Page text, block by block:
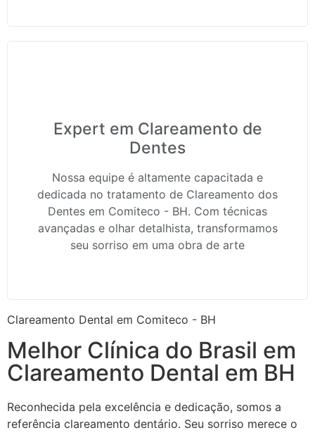
Expert em Clareamento de
Dentes
Nossa equipe é altamente capacitada e
dedicada no tratamento de Clareamento dos
Dentes em Comiteco - BH. Com técnicas
avançadas e olhar detalhista, transformamos
seu sorriso em uma obra de arte
Clareamento Dental em Comiteco - BH
Melhor Clínica do Brasil em
Clareamento Dental em BH
Reconhecida pela excelência e dedicação, somos a
referência clareamento dentário. Seu sorriso merece o